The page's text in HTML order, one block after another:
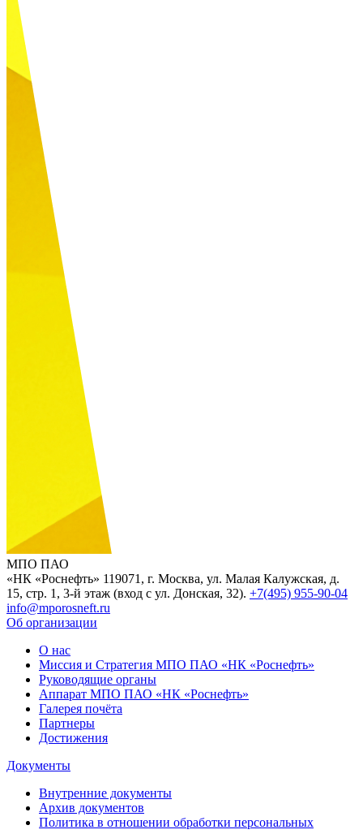
МПО ПАО
«НК «Роснефть» 119071, г. Москва, ул. Малая Калужская, д.
15, стр. 1, 3-й этаж (вход с ул. Донская, 32). +7(495) 955-90-04
info@mporosneft.ru
Об организации
О нас
Миссия и Стратегия МПО ПАО «НК «Роснефть»
Руководящие органы
Аппарат МПО ПАО «НК «Роснефть»
Галерея почёта
Партнеры
Достижения
Документы
Внутренние документы
Архив документов
Политика в отношении обработки персональных